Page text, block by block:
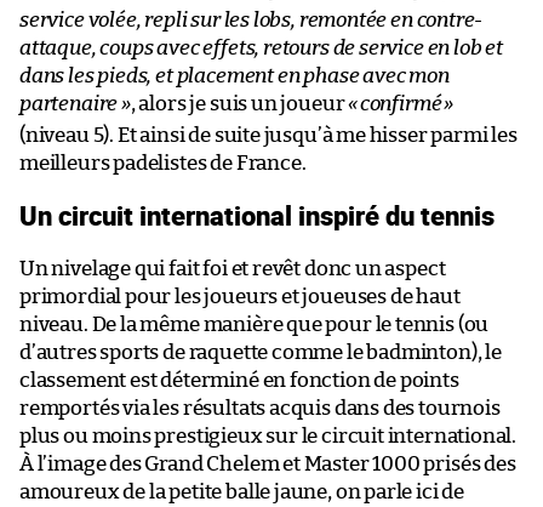
service volée, repli sur les lobs, remontée en contre-
attaque, coups avec effets, retours de service en lob et
dans les pieds, et placement en phase avec mon
partenaire », alors je suis un joueur«confirmé»
(niveau 5). Et ainsi de suite jusqu’à me hisser parmi les
meilleurs padelistes de France.
Un circuit international inspiré du tennis
Un nivelage qui fait foi et revêt donc un aspect
primordial pour les joueurs et joueuses de haut
niveau. De la même manière que pour le tennis (ou
d’autres sports de raquette comme le badminton), le
classement est déterminé en fonction de points
remportés via les résultats acquis dans des tournois
plus ou moins prestigieux sur le circuit international.
À l’image des Grand Chelem et Master 1000 prisés des
amoureux de la petite balle jaune, on parle ici de